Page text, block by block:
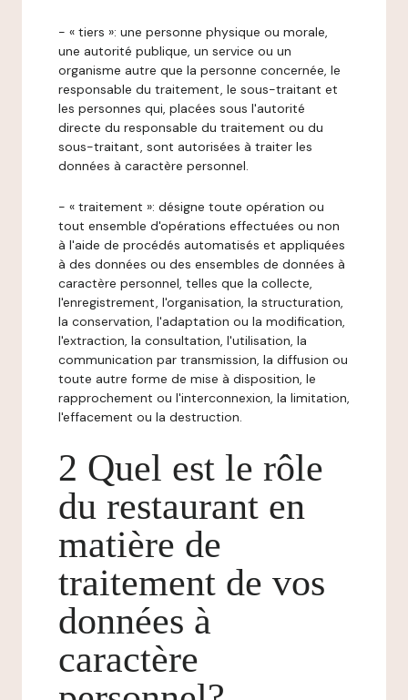
- « tiers »: une personne physique ou morale,
une autorité publique, un service ou un
organisme autre que la personne concernée, le
responsable du traitement, le sous-traitant et
les personnes qui, placées sous l'autorité
directe du responsable du traitement ou du
sous-traitant, sont autorisées à traiter les
données à caractère personnel.
- « traitement »: désigne toute opération ou
tout ensemble d'opérations effectuées ou non
à l'aide de procédés automatisés et appliquées
à des données ou des ensembles de données à
caractère personnel, telles que la collecte,
l'enregistrement, l'organisation, la structuration,
la conservation, l'adaptation ou la modification,
l'extraction, la consultation, l'utilisation, la
communication par transmission, la diffusion ou
toute autre forme de mise à disposition, le
rapprochement ou l'interconnexion, la limitation,
l'effacement ou la destruction.
2 Quel est le rôle
du restaurant en
matière de
traitement de vos
données à
caractère